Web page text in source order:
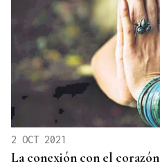
2 OCT 2021
La conexión con el corazón